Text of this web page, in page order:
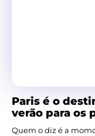
Paris é o
verão para os
Quem o diz é a